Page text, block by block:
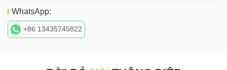
WhatsApp:
+86 13435745822